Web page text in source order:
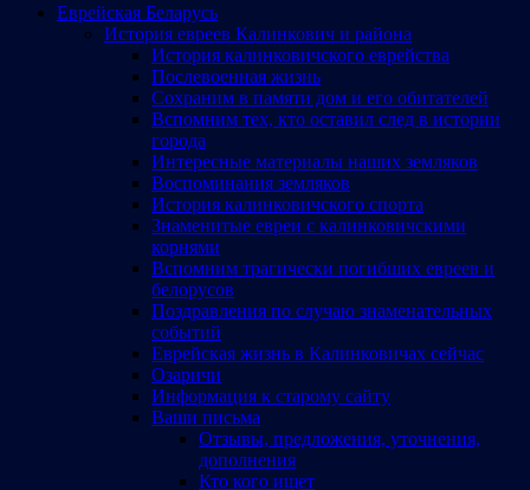
Еврейская Беларусь
История евреев Калинкович и района
История калинковичского еврейства
Послевоенная жизнь
Сохраним в памяти дом и его обитателей
Вспомним тех, кто оставил след в истории
города
Интересные материалы наших земляков
Воспоминания земляков
История калинковичского спорта
Знаменитые евреи с калинковичскими
корнями
Вспомним трагически погибших евреев и
белорусов
Поздравления по случаю знаменательных
событий
Еврейская жизнь в Калинковичах сейчас
Озаричи
Информация к старому сайту
Ваши письма
Отзывы, предложения, уточнения,
дополнения
Кто кого ищет